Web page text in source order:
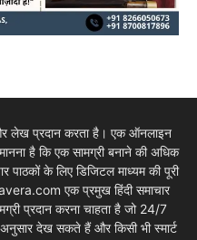
लेख प्रदान करता है। एक ऑनलाइन
है कि एक सामग्री बनाने की अधिक
पाठकों के लिए डिजिटल माध्यम की पूरी
एक प्रमुख हिंदी समाचार
प्रदान करना चाहता है जो 24/7
देख सकते हैं और किसी भी स्मार्ट